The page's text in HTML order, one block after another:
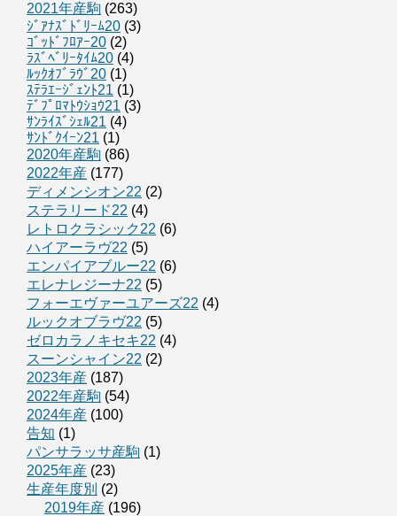
2021年産駒 (263)
ｼﾞｱﾅｽﾞﾄﾞﾘｰﾑ20 (3)
ｺﾞｯﾄﾞﾌﾛｱｰ20 (2)
ﾗｽﾞﾍﾞﾘｰﾀｲﾑ20 (4)
ﾙｯｸｵﾌﾞﾗｳﾞ20 (1)
ｽﾃﾗｴｰｼﾞｪﾝﾄ21 (1)
ﾃﾞﾌﾟﾛﾏﾄｳｼｮｳ21 (3)
ｻﾝﾗｲｽﾞｼｪﾙ21 (4)
ｻﾝﾄﾞｸｲｰﾝ21 (1)
2020年産駒 (86)
2022年産 (177)
ディメンシオン22 (2)
ステラリード22 (4)
レトロクラシック22 (6)
ハイアーラヴ22 (5)
エンパイアブルー22 (6)
エレナレジーナ22 (5)
フォーエヴァーユアーズ22 (4)
ルックオブラヴ22 (5)
ゼロカラノキセキ22 (4)
スーンシャイン22 (2)
2023年産 (187)
2022年産駒 (54)
2024年産 (100)
告知 (1)
パンサラッサ産駒 (1)
2025年産 (23)
生産年度別 (2)
2019年産 (196)